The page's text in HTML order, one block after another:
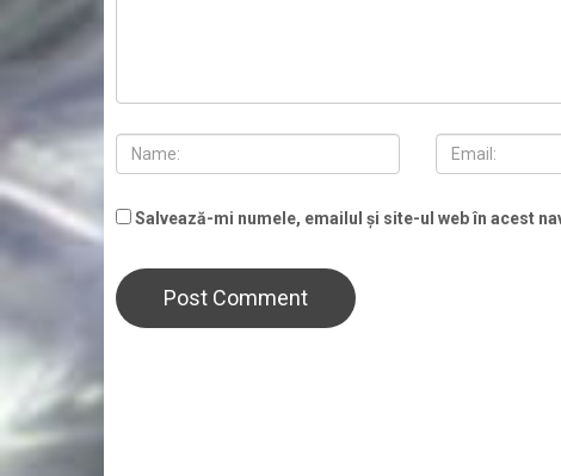
Salvează-mi numele, emailul și site-ul web în acest